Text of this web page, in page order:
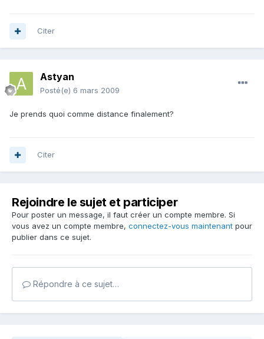
Citer
Astyan
Posté(e) 6 mars 2009
Je prends quoi comme distance finalement?
Citer
Rejoindre le sujet et participer
Pour poster un message, il faut créer un compte membre. Si
vous avez un compte membre, connectez-vous maintenant pour
publier dans ce sujet.
Répondre à ce sujet…